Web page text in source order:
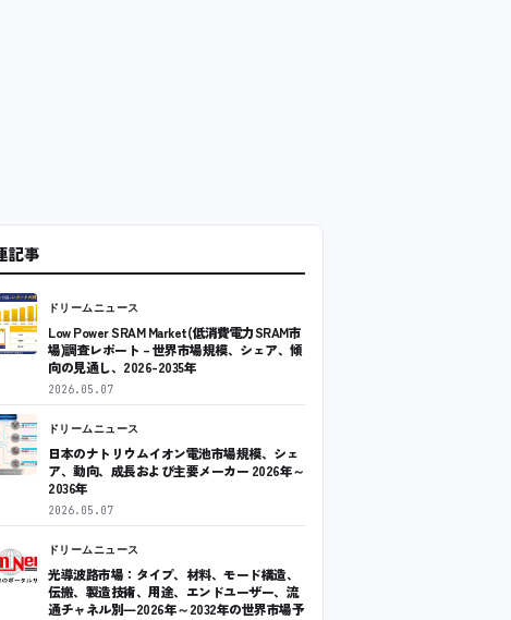
記事
ドリームニュース
Low Power SRAM Market(低消費電力SRAM市
場)調査レポート – 世界市場規模、シェア、傾
向の見通し、2026-2035年
2026.05.07
ドリームニュース
日本のナトリウムイオン電池市場規模、シェ
ア、動向、成長および主要メーカー 2026年～
2036年
2026.05.07
ドリームニュース
光導波路市場：タイプ、材料、モード構造、
伝搬、製造技術、用途、エンドユーザー、流
通チャネル別―2026年～2032年の世界市場予